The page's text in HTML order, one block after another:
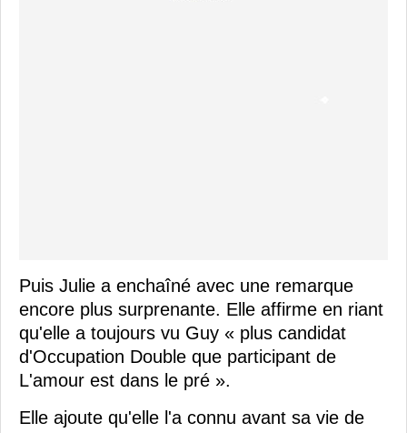
Puis Julie a enchaîné avec une remarque
encore plus surprenante. Elle affirme en riant
qu'elle a toujours vu Guy « plus candidat
d'Occupation Double que participant de
L'amour est dans le pré ».
Elle ajoute qu'elle l'a connu avant sa vie de